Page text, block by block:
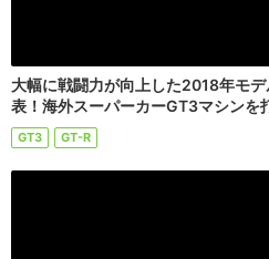
大幅に戦闘力が向上した2018年モ
表！海外スーパーカーGT3マシンを
GT3 GT-R